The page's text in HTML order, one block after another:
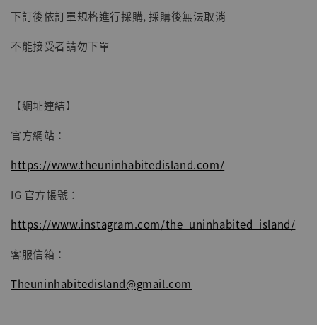
NT$ 4,980
NT$ 5,300
下訂後依訂單規格進行採購, 採購後無法取消
不能接受者請勿下單
【網址連結】
官方網站：
https://www.theuninhabitedisland.com/
IG 官方帳號：
https://www.instagram.com/the_uninhabited_island/
客服信箱：
Theuninhabitedisland@gmail.com